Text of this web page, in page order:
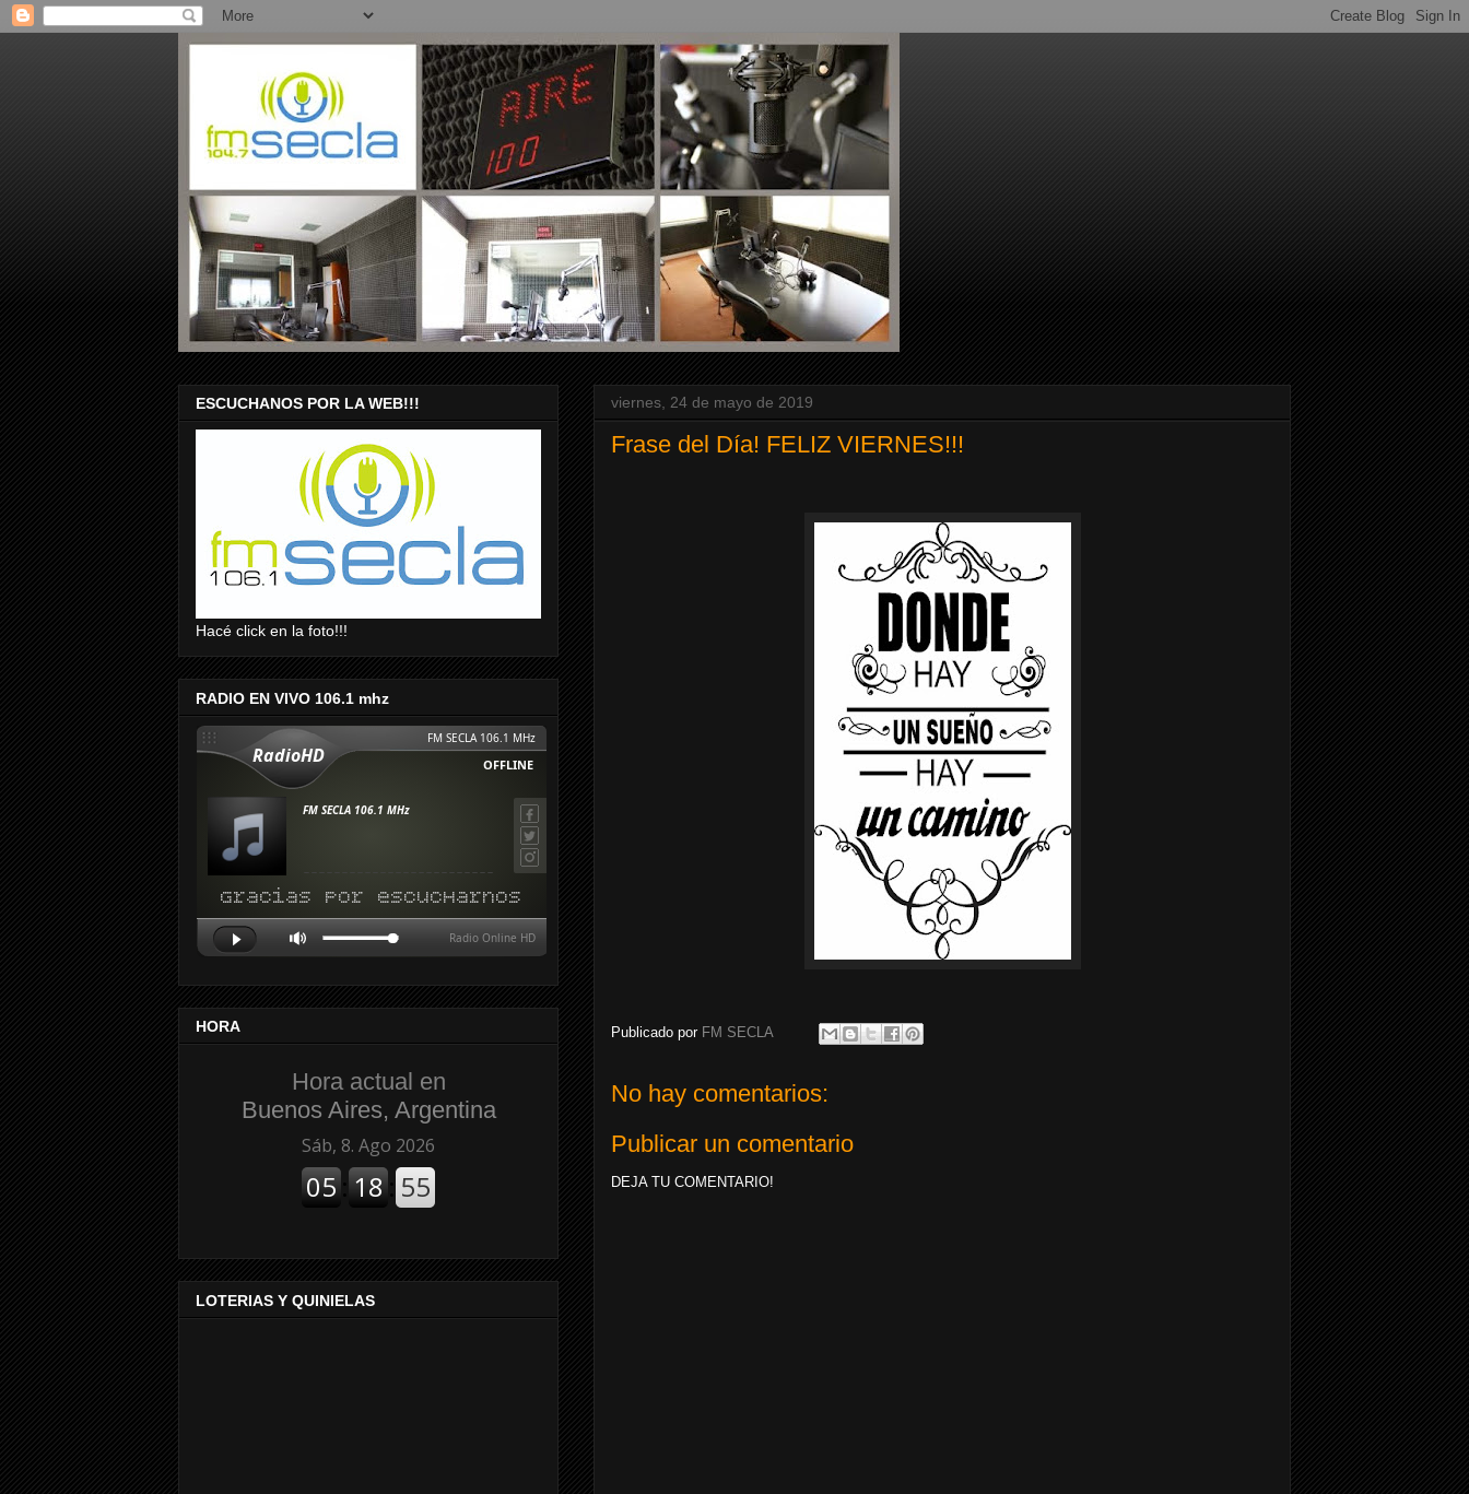
viernes, 24 de mayo de 2019
Frase del Día! FELIZ VIERNES!!!
Publicado por FM SECLA
No hay comentarios:
Publicar un comentario
DEJA TU COMENTARIO!
ESCUCHANOS POR LA WEB!!!
Hacé click en la foto!!!
RADIO EN VIVO 106.1 mhz
HORA
Hora actual en
Buenos Aires, Argentina
LOTERIAS Y QUINIELAS